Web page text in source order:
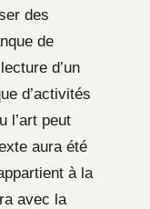
des
de
d’un
d’activités
l’art peut
aura été
à la
avec la